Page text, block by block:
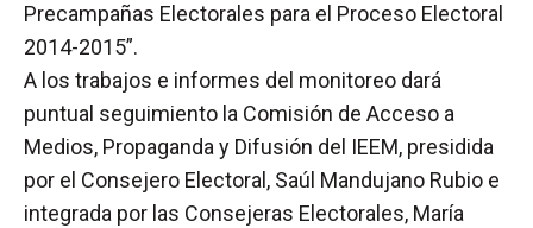
Precampañas Electorales para el Proceso Electoral
2014-2015”.
A los trabajos e informes del monitoreo dará
puntual seguimiento la Comisión de Acceso a
Medios, Propaganda y Difusión del IEEM, presidida
por el Consejero Electoral, Saúl Mandujano Rubio e
integrada por las Consejeras Electorales, María